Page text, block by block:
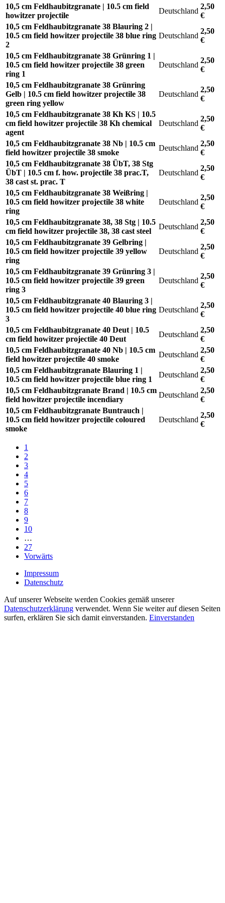
10,5 cm Feldhaubitzgranate | 10.5 cm field
howitzer projectile
Deutschland
2,50
€
10,5 cm Feldhaubitzgranate 38 Blauring 2 |
10.5 cm field howitzer projectile 38 blue ring
2
Deutschland
2,50
€
10,5 cm Feldhaubitzgranate 38 Grünring 1 |
10.5 cm field howitzer projectile 38 green
ring 1
Deutschland
2,50
€
10,5 cm Feldhaubitzgranate 38 Grünring
Gelb | 10.5 cm field howitzer projectile 38
green ring yellow
Deutschland
2,50
€
10,5 cm Feldhaubitzgranate 38 Kh KS | 10.5
cm field howitzer projectile 38 Kh chemical
agent
Deutschland
2,50
€
10,5 cm Feldhaubitzgranate 38 Nb | 10.5 cm
field howitzer projectile 38 smoke
Deutschland
2,50
€
10,5 cm Feldhaubitzgranate 38 ÜbT, 38 Stg
ÜbT | 10.5 cm f. how. projectile 38 prac.T,
38 cast st. prac. T
Deutschland
2,50
€
10,5 cm Feldhaubitzgranate 38 Weißring |
10.5 cm field howitzer projectile 38 white
ring
Deutschland
2,50
€
10,5 cm Feldhaubitzgranate 38, 38 Stg | 10.5
cm field howitzer projectile 38, 38 cast steel
Deutschland
2,50
€
10,5 cm Feldhaubitzgranate 39 Gelbring |
10.5 cm field howitzer projectile 39 yellow
ring
Deutschland
2,50
€
10,5 cm Feldhaubitzgranate 39 Grünring 3 |
10.5 cm field howitzer projectile 39 green
ring 3
Deutschland
2,50
€
10,5 cm Feldhaubitzgranate 40 Blauring 3 |
10.5 cm field howitzer projectile 40 blue ring
3
Deutschland
2,50
€
10,5 cm Feldhaubitzgranate 40 Deut | 10.5
cm field howitzer projectile 40 Deut
Deutschland
2,50
€
10,5 cm Feldhaubitzgranate 40 Nb | 10.5 cm
field howitzer projectile 40 smoke
Deutschland
2,50
€
10,5 cm Feldhaubitzgranate Blauring 1 |
10.5 cm field howitzer projectile blue ring 1
Deutschland
2,50
€
10,5 cm Feldhaubitzgranate Brand | 10.5 cm
field howitzer projectile incendiary
Deutschland
2,50
€
10,5 cm Feldhaubitzgranate Buntrauch |
10.5 cm field howitzer projectile coloured
smoke
Deutschland
2,50
€
1
2
3
4
5
6
7
8
9
10
…
27
Vorwärts
Impressum
Datenschutz
Auf unserer Webseite werden Cookies gemäß unserer
Datenschutzerklärung verwendet. Wenn Sie weiter auf diesen Seiten
surfen, erklären Sie sich damit einverstanden. Einverstanden